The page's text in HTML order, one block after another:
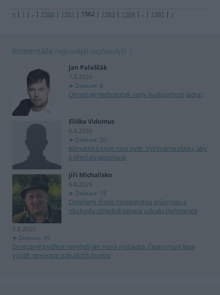
« | 1 | .. | 1560 | 1561 | 1562 | 1563 | 1564 | .. | 1581 | »
komentáře nejnovější nejčtenější
Jan Palaščák
7.8.2026
Diskuse: 8
Ohrožuje nedostatek vody budoucnost jádra?
Eliška Vidomus
6.8.2026
Diskuse: 20
Klimatická krize není over. Vyzýváme vládu, aby
ji přestala ignorovat
Jiří Michalisko
6.8.2026
Diskuse: 18
Otevřený dopis ministerstvu průmyslu a
obchodu ohledně sanace odvalu Heřmanice
5.8.2026
Diskuse: 39
Dostupné bydlení nevyřeší jen nová výstavba. Česko musí lépe
využít renovace stávajících budov